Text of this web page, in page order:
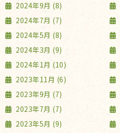
2024年9月 (8)
2024年7月 (7)
2024年5月 (8)
2024年3月 (9)
2024年1月 (10)
2023年11月 (6)
2023年9月 (7)
2023年7月 (7)
2023年5月 (9)